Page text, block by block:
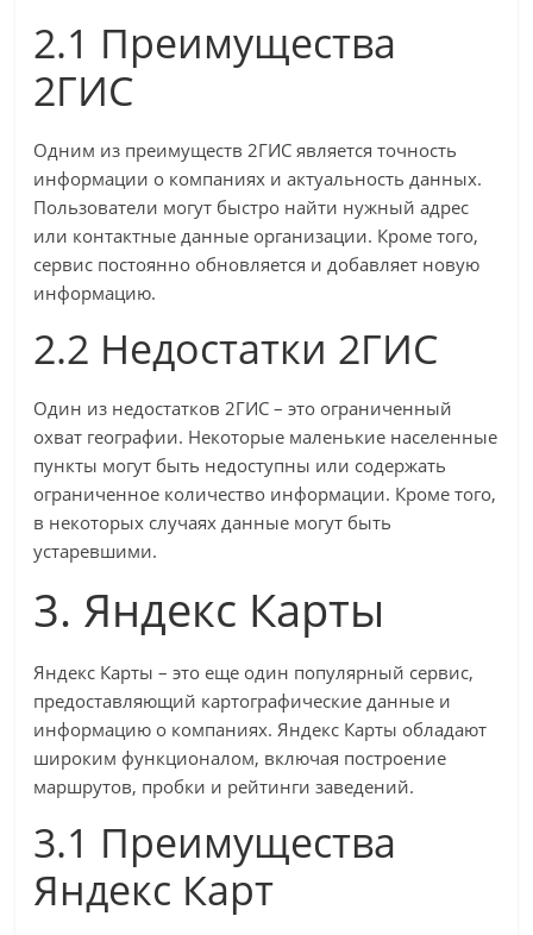
2.1 Преимущества
2ГИС
Одним из преимуществ 2ГИС является точность
информации о компаниях и актуальность данных.
Пользователи могут быстро найти нужный адрес
или контактные данные организации. Кроме того,
сервис постоянно обновляется и добавляет новую
информацию.
2.2 Недостатки 2ГИС
Один из недостатков 2ГИС – это ограниченный
охват географии. Некоторые маленькие населенные
пункты могут быть недоступны или содержать
ограниченное количество информации. Кроме того,
в некоторых случаях данные могут быть
устаревшими.
3. Яндекс Карты
Яндекс Карты – это еще один популярный сервис,
предоставляющий картографические данные и
информацию о компаниях. Яндекс Карты обладают
широким функционалом, включая построение
маршрутов, пробки и рейтинги заведений.
3.1 Преимущества
Яндекс Карт